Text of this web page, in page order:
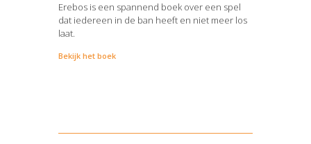
Erebos is een spannend boek over een spel
dat iedereen in de ban heeft en niet meer los
laat.
Bekijk het boek